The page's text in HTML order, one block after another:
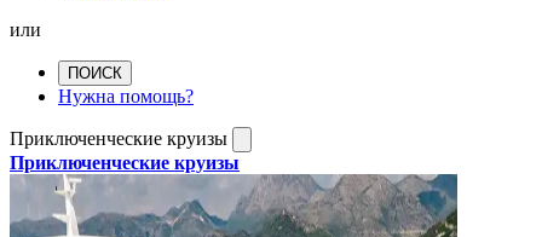
или
ПОИСК
Нужна помощь?
Приключенческие круизы
Приключенческие круизы